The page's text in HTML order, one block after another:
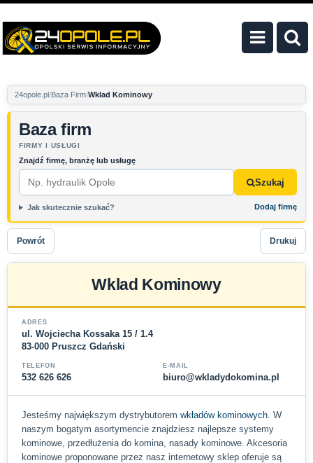
24opole.pl Baza Firm Wklad Kominowy
Baza firm
FIRMY I USŁUGI
Znajdź firmę, branżę lub usługę
Szukaj
Jak skutecznie szukać? Dodaj firmę
Powrót Drukuj
Wklad Kominowy
ADRES
ul. Wojciecha Kossaka 15 / 1.4
83-000 Pruszcz Gdański
TELEFON
532 626 626
E-MAIL
biuro@wkladydokomina.pl
Jesteśmy największym dystrybutorem wkładów kominowych. W
naszym bogatym asortymencie znajdziesz najlepsze systemy
kominowe, przedłużenia do komina, nasady kominowe. Akcesoria
kominowe proponowane przez nasz internetowy sklep oferuje są